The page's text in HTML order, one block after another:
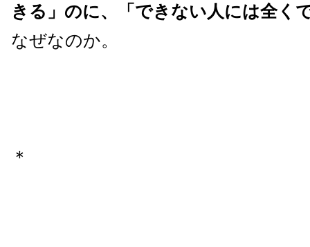
きる」のに、「できない人には全く
なぜなのか。
＊